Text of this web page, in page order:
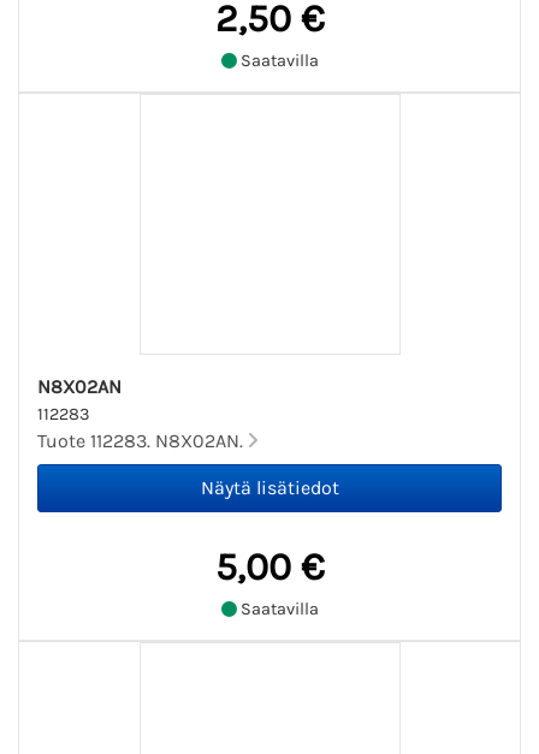
2,50 €
Saatavilla
N8X02AN
112283
Tuote 112283. N8X02AN.
5,00 €
Saatavilla